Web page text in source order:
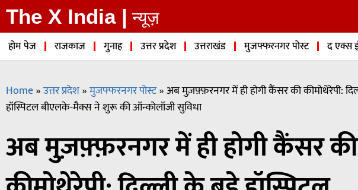
The X India | न्यूज़
होम पेज राजकाज गुनाह उत्तर प्रदेश उत्तराखंड मुजफ्फरनगर पोस्ट द एक्स
Home»उत्तर प्रदेश»मुजफ्फरनगर पोस्ट»अब मुज़फ़्फ़रनगर में ही होगी कैंसर की कीमोथेरेपी:
हॉस्पिटल बीएलके-मैक्स ने शुरू की ऑन्कोलॉजी सुविधा
अब मुज़फ़्फ़रनगर में ही होगी कैंसर की